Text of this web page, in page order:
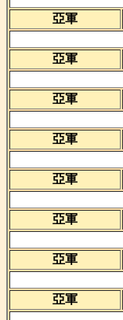
亞軍
亞軍
亞軍
亞軍
亞軍
亞軍
亞軍
亞軍